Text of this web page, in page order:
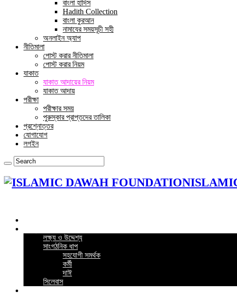
বাংলা হাদিস
Hadith Collection
বাংলা কুরআন
নামাযের সময়সূচী সহী
অনলাইন অ্যাপ
নীতিমালা
পোস্ট করার নীতিমালা
পোস্ট করার নিয়ম
যাকাত
যাকাত আদায়ের নিয়ম
যাকাত আদায়
পরীক্ষা
পরীক্ষার সময়
পুরুস্কার প্রাপ্তদের তালিকা
প্রশ্নোত্তর
যোগাযোগ
লগইন
লক্ষ্য ও উদ্দেশ্য
সাংগঠনিক ধাপ
সহযোগী সমর্থক
কর্মী
দাঈ
সিলেবাস